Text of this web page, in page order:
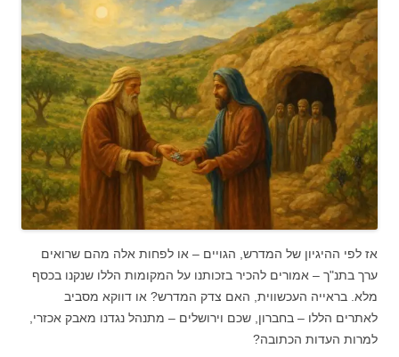
אז לפי ההיגיון של המדרש, הגויים – או לפחות אלה מהם שרואים
ערך בתנ"ך – אמורים להכיר בזכותנו על המקומות הללו שנקנו בכסף
מלא. בראייה העכשווית, האם צדק המדרש? או דווקא מסביב
לאתרים הללו – בחברון, שכם וירושלים – מתנהל נגדנו מאבק אכזרי,
למרות העדות הכתובה?